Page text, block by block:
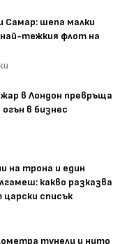
Самар: шепа малки
най-тежкия флот на
в Лондон превръща
в бизнес
на трона и един
какво разказва
списък
тунели и нито